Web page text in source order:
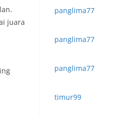
juara
panglima77
panglima77
panglima77
timur99